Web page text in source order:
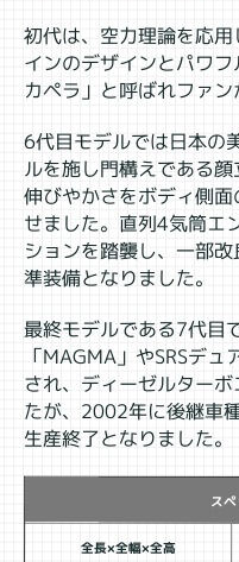
初代は、空力理論を応
インのデザインとパワ
カペラ」と呼ばれファン
6代目モデルでは日本の
ルを施し門構えである
伸びやかさをボディ側
せました。直列4気筒エ
ションを踏襲し、一部
準装備となりました。
最終モデルである7代目
「MAGMA」やSRSデ
され、ディーゼルター
たが、2002年に後継車
生産終了となりました。
スペ
全長×全幅×全高